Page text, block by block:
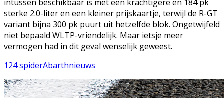
intussen beschikbaar is met een krachtigere en 184 pk
sterke 2.0-liter en een kleiner prijskaartje, terwijl de R-GT
variant bijna 300 pk puurt uit hetzelfde blok. Ongetwijfeld
niet bepaald WLTP-vriendelijk. Maar ietsje meer
vermogen had in dit geval wenselijk geweest.
124 spiderAbarthnieuws